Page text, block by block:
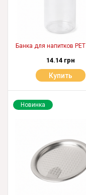
Банка для напитков
14.14 грн
Купить
Новинка